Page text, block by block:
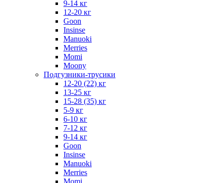
9-14 кг
12-20 кг
Goon
Insinse
Manuoki
Merries
Momi
Moony
Подгузники-трусики
12-20 (22) кг
13-25 кг
15-28 (35) кг
5-9 кг
6-10 кг
7-12 кг
9-14 кг
Goon
Insinse
Manuoki
Merries
Momi